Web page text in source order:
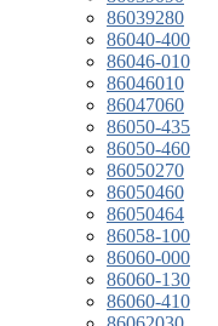
86039280
86040-400
86046-010
86046010
86047060
86050-435
86050-460
86050270
86050460
86050464
86058-100
86060-000
86060-130
86060-410